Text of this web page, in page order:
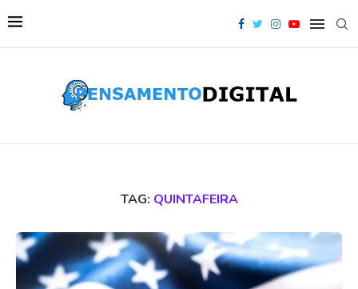
TAG: QUINTAFEIRA